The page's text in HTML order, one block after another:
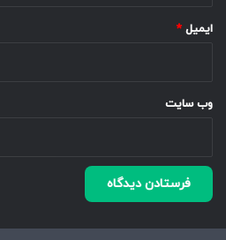
ایمیل *
وب‌ سایت